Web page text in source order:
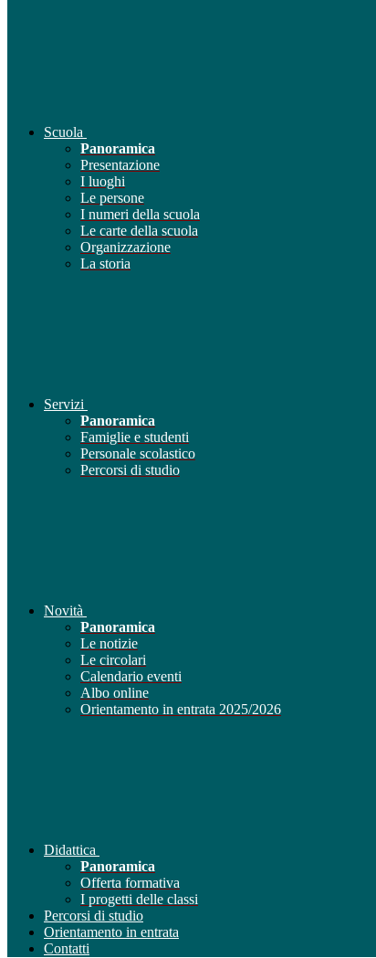
Scuola
Panoramica
Presentazione
I luoghi
Le persone
I numeri della scuola
Le carte della scuola
Organizzazione
La storia
Servizi
Panoramica
Famiglie e studenti
Personale scolastico
Percorsi di studio
Novità
Panoramica
Le notizie
Le circolari
Calendario eventi
Albo online
Orientamento in entrata 2025/2026
Didattica
Panoramica
Offerta formativa
I progetti delle classi
Percorsi di studio
Orientamento in entrata
Contatti